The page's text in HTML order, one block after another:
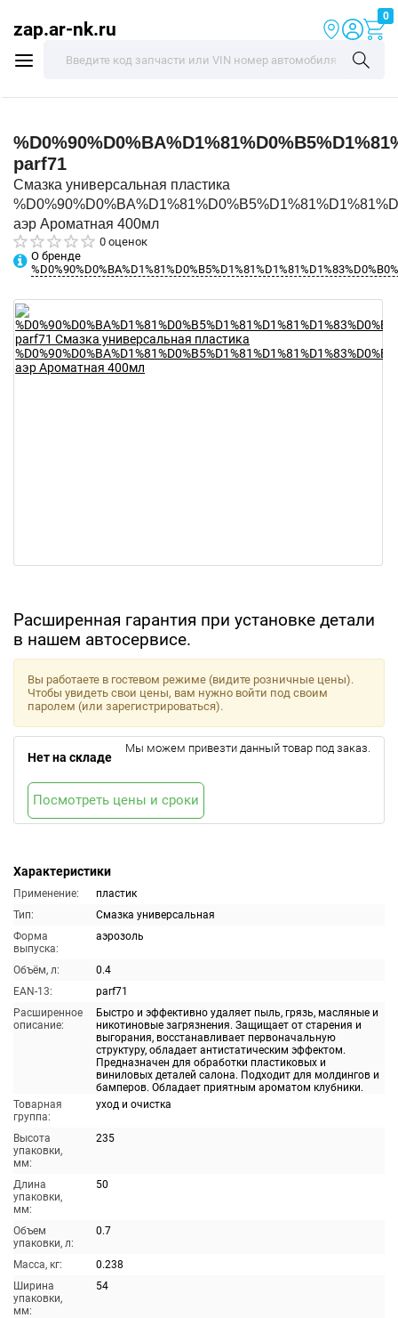
zap.ar-nk.ru
0
parf71
Смазка универсальная пластика
аэр Ароматная 400мл
0 оценок
О бренде
Расширенная гарантия при установке детали
в нашем автосервисе.
Характеристики
Применение:
пластик
Тип:
Смазка универсальная
Форма
выпуска:
аэрозоль
Объём, л:
0.4
EAN-13:
parf71
Расширенное
описание:
Быстро и эффективно удаляет пыль, грязь, масляные и
никотиновые загрязнения. Защищает от старения и
выгорания, восстанавливает первоначальную
структуру, обладает антистатическим эффектом.
Предназначен для обработки пластиковых и
виниловых деталей салона. Подходит для молдингов и
бамперов. Обладает приятным ароматом клубники.
Товарная
группа:
уход и очистка
Высота
упаковки,
мм:
235
Длина
упаковки,
мм:
50
Объем
упаковки, л:
0.7
Масса, кг:
0.238
Ширина
упаковки,
мм:
54
Вы работаете в гостевом режиме (видите розничные цены).
Чтобы увидеть свои цены, вам нужно войти под своим
паролем (или зарегистрироваться).
Нет на складе
Мы можем привезти данный товар под заказ.
Посмотреть цены и сроки